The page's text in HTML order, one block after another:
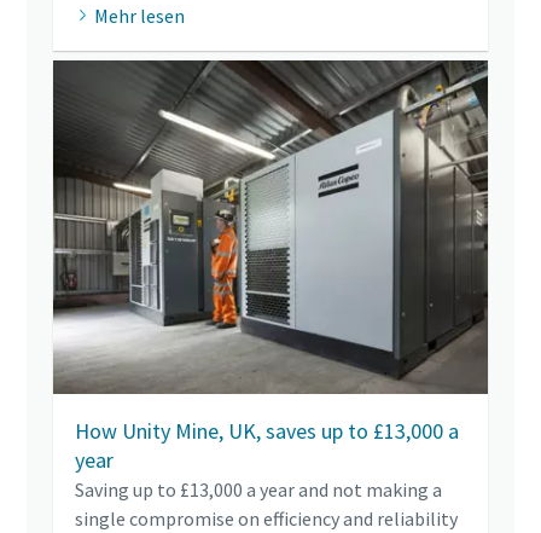
Mehr lesen
How Unity Mine, UK, saves up to £13,000 a
year
Saving up to £13,000 a year and not making a
single compromise on efficiency and reliability